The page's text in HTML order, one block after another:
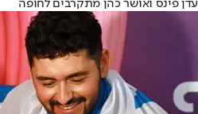
עדן פינס ואושר כהן מתקרבים לחופה